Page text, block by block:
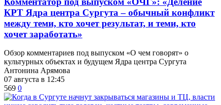
КРТ Ядра центра Сургута – обычный конфликт
между теми, кто хочет результат, и теми, кто
хочет заработать»
Обзор комментариев под выпуском «О чем говорят» о
культурных объектах и будущем Ядра центра Сургута
Антонина Арямова
07 августа в 12:45
569 0